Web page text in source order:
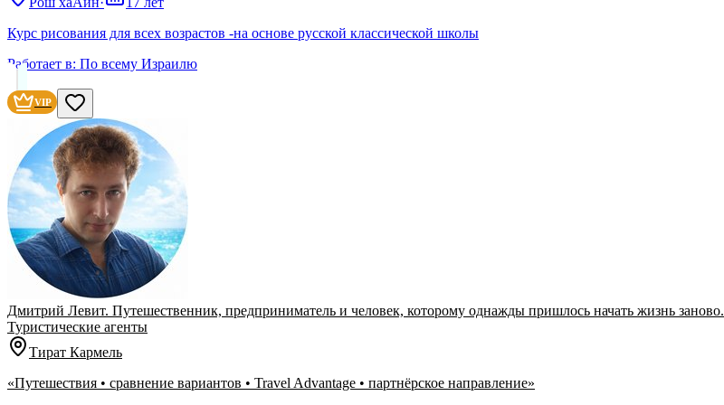
Курс рисования для всех возрастов -на основе русской классической школы
Работает в: По всему Израилю
VIP
Дмитрий Левит. Путешественник, предприниматель и человек, которому однажды пришлось начать жизнь заново.
Туристические агенты
Тират Кармель
«Путешествия • сравнение вариантов • Travel Advantage • партнёрское направление»